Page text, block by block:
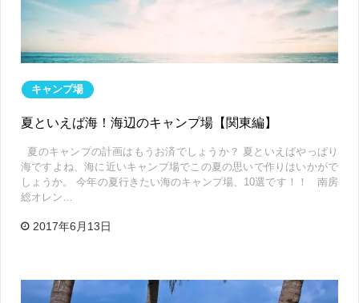
キャンプ場
夏といえば海！海辺のキャンプ場【関東編】
夏のキャンプの計画はもうお済でしょうか？ 夏といえばやっぱり
海ですよね、海に近いキャンプ場でこの夏の思いで作りはいかがで
しょうか。 今年の夏行きたい海のキャンプ場、10選です！！ 南房
総オレン…
2017年6月13日